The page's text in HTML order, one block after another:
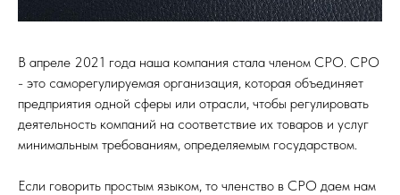
В апреле 2021 года наша компания стала членом СРО. СРО
- это саморегулируемая организация, которая объединяет
предприятия одной сферы или отрасли, чтобы регулировать
деятельность компаний на соответствие их товаров и услуг
минимальным требованиям, определяемым государством.
Если говорить простым языком, то членство в СРО даем нам